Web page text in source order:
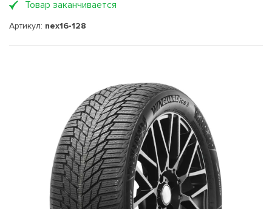
Товар заканчивается
Артикул: nex16-128